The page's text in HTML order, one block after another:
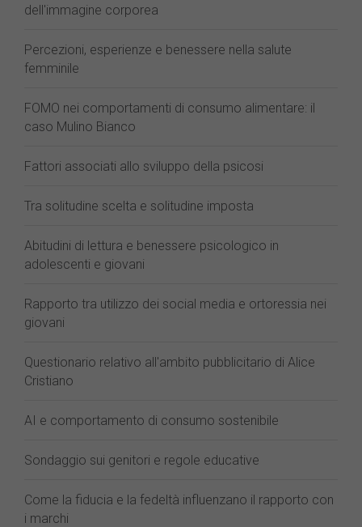
dell'immagine corporea
Percezioni, esperienze e benessere nella salute
femminile
FOMO nei comportamenti di consumo alimentare: il
caso Mulino Bianco
Fattori associati allo sviluppo della psicosi
Tra solitudine scelta e solitudine imposta
Abitudini di lettura e benessere psicologico in
adolescenti e giovani
Rapporto tra utilizzo dei social media e ortoressia nei
giovani
Questionario relativo all'ambito pubblicitario di Alice
Cristiano
AI e comportamento di consumo sostenibile
Sondaggio sui genitori e regole educative
Come la fiducia e la fedeltà influenzano il rapporto con
i marchi